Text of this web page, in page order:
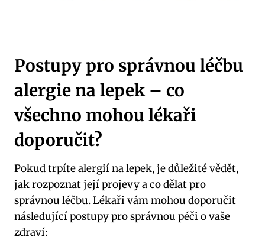
Postupy pro správnou léčbu
alergie na lepek – co
všechno mohou lékaři
doporučit?
Pokud trpíte alergií na lepek, je důležité vědět,
jak rozpoznat její projevy a co dělat pro
správnou léčbu. Lékaři vám mohou doporučit
následující postupy pro správnou péči o vaše
zdraví: